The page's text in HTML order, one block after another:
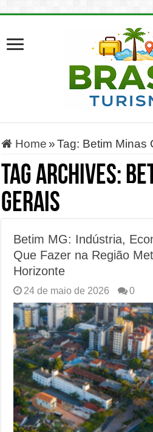
Home » Tag: Betim Minas
Tag Archives:
Gerais
Betim MG: Indústria,
Que Fazer na Região
Horizonte
24 de maio de 2026 0